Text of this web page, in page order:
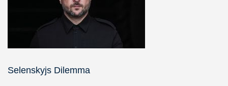
Selenskyjs Dilemma